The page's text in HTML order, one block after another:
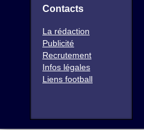
Contacts
La rédaction
Publicité
Recrutement
Infos légales
Liens football